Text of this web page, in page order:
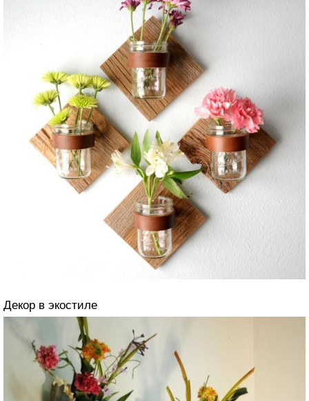
Декор в экостиле